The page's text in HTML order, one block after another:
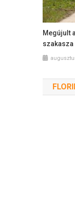
Megújult
szakasza